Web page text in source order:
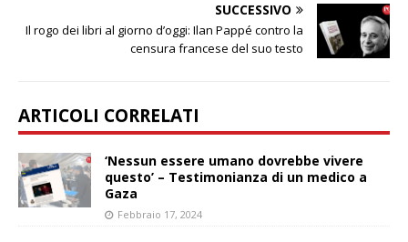
SUCCESSIVO
Il rogo dei libri al giorno d’oggi: Ilan Pappé contro la
censura francese del suo testo
ARTICOLI CORRELATI
‘Nessun essere umano dovrebbe vivere
questo’ – Testimonianza di un medico a
Gaza
Febbraio 17, 2024